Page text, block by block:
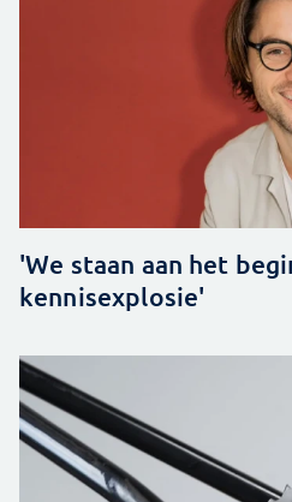
'We staan aan het
kennisexplosie'